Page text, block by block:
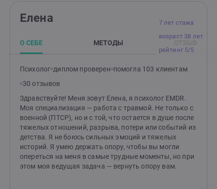
7 лет стажа
возраст 38 лет
рейтинг 5/5
Елена
О СЕБЕ МЕТОДЫ
Психолог диплом проверен помогла 103 клиентам
30 отзывов
Здравствуйте! Меня зовут Елена, я психолог EMDR.
Моя специализация — работа с травмой. Не только с
военной (ПТСР), но и с той, что остается в душе после
тяжелых отношений, разрыва, потери или событий из
детства. Я не боюсь сильных эмоций и тяжелых
историй. Я умею держать опору, чтобы вы могли
опереться на меня в самые трудные моменты, но при
этом моя ведущая задача — вернуть опору вам.